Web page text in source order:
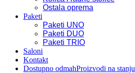
Ostala oprema
Paketi
Paketi UNO
Paketi DUO
Paketi TRIO
Saloni
Kontakt
Dostupno odmahProizvodi na stanju